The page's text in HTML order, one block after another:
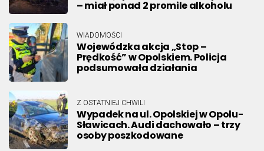
– miał ponad 2 promile alkoholu
WIADOMOŚCI
Wojewódzka akcja „Stop –
Prędkość” w Opolskiem. Policja
podsumowała działania
Z OSTATNIEJ CHWILI
Wypadek na ul. Opolskiej w Opolu-
Sławicach. Audi dachowało – trzy
osoby poszkodowane